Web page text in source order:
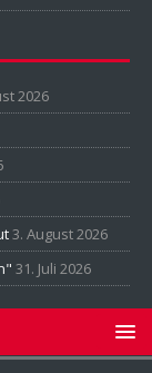
2026
3. August 2026
31. Juli 2026